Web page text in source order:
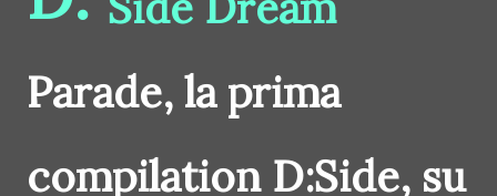
Parade, la prima
compilation D:Side, su